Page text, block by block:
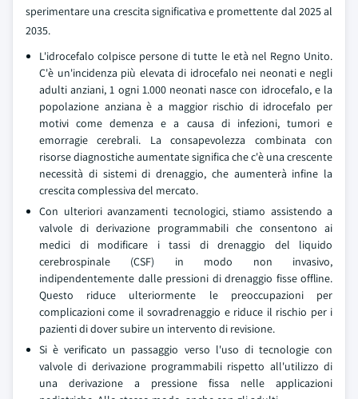
sperimentare una crescita significativa e promettente dal 2025 al
2035.
L'idrocefalo colpisce persone di tutte le età nel Regno Unito.
C'è un'incidenza più elevata di idrocefalo nei neonati e negli
adulti anziani, 1 ogni 1.000 neonati nasce con idrocefalo, e la
popolazione anziana è a maggior rischio di idrocefalo per
motivi come demenza e a causa di infezioni, tumori e
emorragie cerebrali. La consapevolezza combinata con
risorse diagnostiche aumentate significa che c'è una crescente
necessità di sistemi di drenaggio, che aumenterà infine la
crescita complessiva del mercato.
Con ulteriori avanzamenti tecnologici, stiamo assistendo a
valvole di derivazione programmabili che consentono ai
medici di modificare i tassi di drenaggio del liquido
cerebrospinale (CSF) in modo non invasivo,
indipendentemente dalle pressioni di drenaggio fisse offline.
Questo riduce ulteriormente le preoccupazioni per
complicazioni come il sovradrenaggio e riduce il rischio per i
pazienti di dover subire un intervento di revisione.
Si è verificato un passaggio verso l'uso di tecnologie con
valvole di derivazione programmabili rispetto all'utilizzo di
una derivazione a pressione fissa nelle applicazioni